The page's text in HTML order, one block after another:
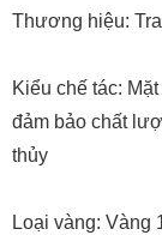
Thương hiệu:
Kiểu chế tác:
đảm bảo chất
thủy
Loại vàng: Vàng